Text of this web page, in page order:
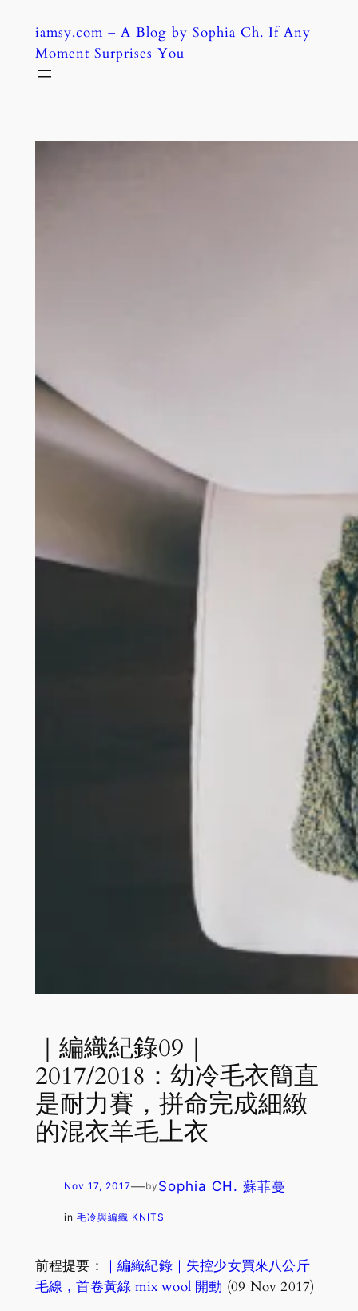
content
iamsy.com – A Blog by Sophia Ch. If Any
Moment Surprises You
｜編織紀錄09｜
2017/2018：幼冷毛衣簡直
是耐力賽，拼命完成細緻
的混衣羊毛上衣
Nov 17, 2017—by Sophia CH. 蘇菲蔓
in 毛冷與編織 KNITS
前程提要：
｜編織紀錄｜失控少女買來八公斤
毛線，首卷黃綠 mix wool 開動 (09 Nov 2017)